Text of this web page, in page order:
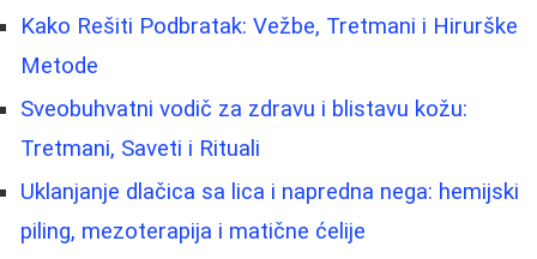
Kako Rešiti Podbratak: Vežbe, Tretmani i Hirurške
Metode
Sveobuhvatni vodič za zdravu i blistavu kožu:
Tretmani, Saveti i Rituali
Uklanjanje dlačica sa lica i napredna nega: hemijski
piling, mezoterapija i matične ćelije